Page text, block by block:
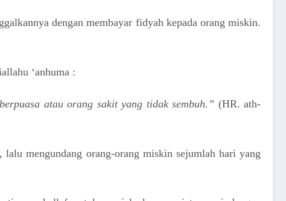
dengan membayar fidyah kepada orang miskin.
‘anhuma :
atau orang sakit yang tidak sembuh.” (HR. ath-
mengundang orang-orang miskin sejumlah hari yang